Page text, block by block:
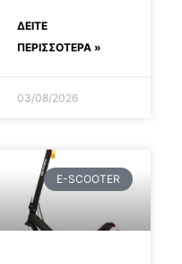
ΔΕΊΤΕ
ΠΕΡΙΣΣΟΤΕΡΑ »
03/08/2026
E-SCOOTER